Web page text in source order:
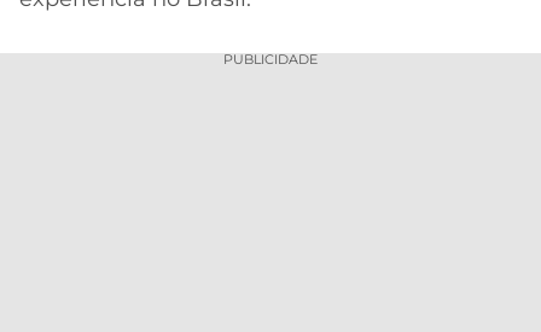
PUBLICIDADE